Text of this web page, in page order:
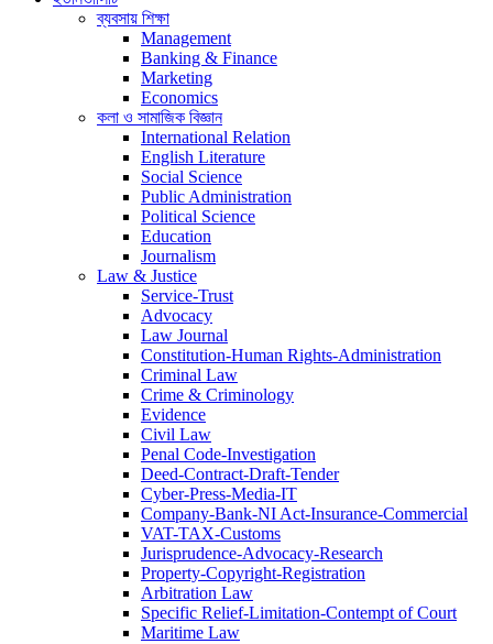
ব্যবসায় শিক্ষা
Management
Banking & Finance
Marketing
Economics
কলা ও সামাজিক বিজ্ঞান
International Relation
English Literature
Social Science
Public Administration
Political Science
Education
Journalism
Law & Justice
Service-Trust
Advocacy
Law Journal
Constitution-Human Rights-Administration
Criminal Law
Crime & Criminology
Evidence
Civil Law
Penal Code-Investigation
Deed-Contract-Draft-Tender
Cyber-Press-Media-IT
Company-Bank-NI Act-Insurance-Commercial
VAT-TAX-Customs
Jurisprudence-Advocacy-Research
Property-Copyright-Registration
Arbitration Law
Specific Relief-Limitation-Contempt of Court
Maritime Law